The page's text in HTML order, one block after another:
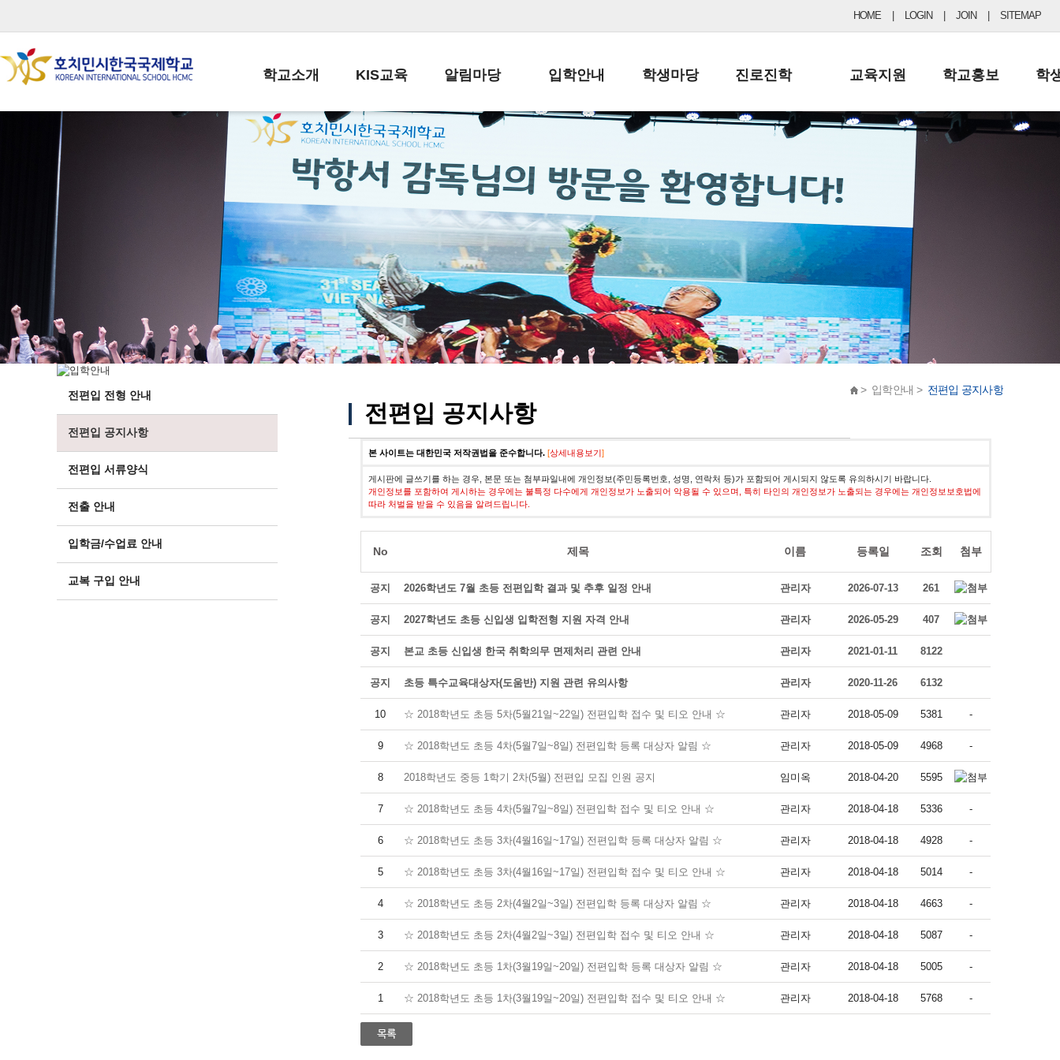
HOME LOGIN JOIN SITEMAP
학교소개
학교장인사말
학교상징
학교연혁
교직원현황
학생현황
위치/전화
전경사진
KIS교육
교육목표
학사일정
일과시간표
성과평가자료
알림마당
공지사항
납부금 안내
스쿨버스 운행 안내
급식안내
서식자료실
학부모방
정기고사 기출문제
입학안내
전-편입 서류양식
입학금/수업료
교복구입안내
학생마당
학생생활규정
학교신문
자율진로동아리
유초등 소식지
진로진학
공지사항 및 입시자료
드림레터
교육지원
행정실
학교운영위원회
학교건축기금
학교홍보
보도자료
학
전편입 전형 안내
전편입 공지사항
전편입 서류양식
전출 안내
입학금/수업료 안내
교복 구입 안내
> 입학안내 > 전편입 공지사항
전편입 공지사항
본 사이트는 대한민국 저작권법을 준수합니다. [상세내용보기]
게시판에 글쓰기를 하는 경우, 본문 또는 첨부파일내에 개인정보(주민등록번호, 성명, 연락처 등)가 포함되어 게시되지 않도록 유의하시기 바랍니다.
개인정보를 포함하여 게시하는 경우에는 불특정 다수에게 개인정보가 노출되어 악용될 수 있으며, 특히 타인의 개인정보가 노출되는 경우에는 개인정보보호법에
따라 처벌을 받을 수 있음을 알려드립니다.
No 제목 이름 등록일 조회 첨부
공지 2026학년도 7월 초등 전편입학 결과 및 추후 일정 안내 관리자 2026-07-13 261
공지 2027학년도 초등 신입생 입학전형 지원 자격 안내 관리자 2026-05-29 407
공지 본교 초등 신입생 한국 취학의무 면제처리 관련 안내 관리자 2021-01-11 8122
공지 초등 특수교육대상자(도움반) 지원 관련 유의사항 관리자 2020-11-26 6132
10 ☆ 2018학년도 초등 5차(5월21일~22일) 전편입학 접수 및 티오 안내 ☆ 관리자 2018-05-09 5381 -
9 ☆ 2018학년도 초등 4차(5월7일~8일) 전편입학 등록 대상자 알림 ☆ 관리자 2018-05-09 4968 -
8 2018학년도 중등 1학기 2차(5월) 전편입 모집 인원 공지 임미옥 2018-04-20 5595
7 ☆ 2018학년도 초등 4차(5월7일~8일) 전편입학 접수 및 티오 안내 ☆ 관리자 2018-04-18 5336 -
6 ☆ 2018학년도 초등 3차(4월16일~17일) 전편입학 등록 대상자 알림 ☆ 관리자 2018-04-18 4928 -
5 ☆ 2018학년도 초등 3차(4월16일~17일) 전편입학 접수 및 티오 안내 ☆ 관리자 2018-04-18 5014 -
4 ☆ 2018학년도 초등 2차(4월2일~3일) 전편입학 등록 대상자 알림 ☆ 관리자 2018-04-18 4663 -
3 ☆ 2018학년도 초등 2차(4월2일~3일) 전편입학 접수 및 티오 안내 ☆ 관리자 2018-04-18 5087 -
2 ☆ 2018학년도 초등 1차(3월19일~20일) 전편입학 등록 대상자 알림 ☆ 관리자 2018-04-18 5005 -
1 ☆ 2018학년도 초등 1차(3월19일~20일) 전편입학 접수 및 티오 안내 ☆ 관리자 2018-04-18 5768 -